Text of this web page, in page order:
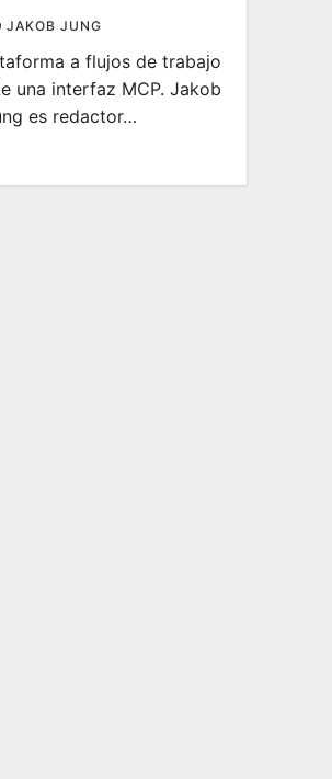
JAKOB JUNG
a flujos de trabajo
una interfaz MCP. Jakob
es redactor…